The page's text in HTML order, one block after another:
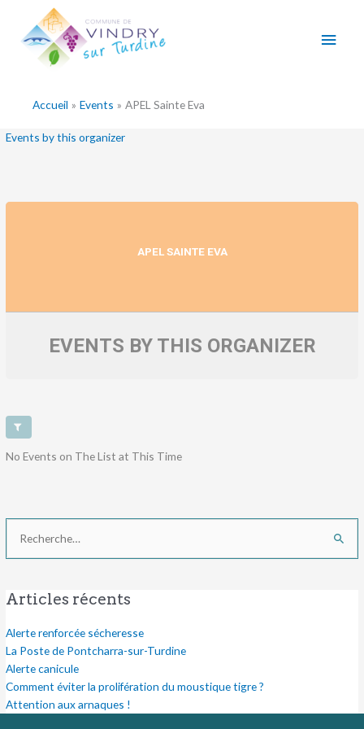
contenu
Accueil Events APEL Sainte Eva
Events by this organizer
APEL SAINTE EVA
EVENTS BY THIS ORGANIZER
No Events on The List at This Time
Rechercher :
Articles récents
Alerte renforcée sécheresse
La Poste de Pontcharra-sur-Turdine
Alerte canicule
Comment éviter la prolifération du moustique tigre ?
Attention aux arnaques !